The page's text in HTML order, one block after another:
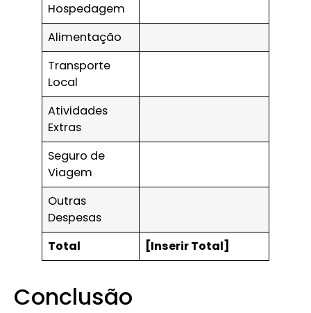
Hospedagem
Alimentação
Transporte
Local
Atividades
Extras
Seguro de
Viagem
Outras
Despesas
Total
[Inserir Total]
Conclusão